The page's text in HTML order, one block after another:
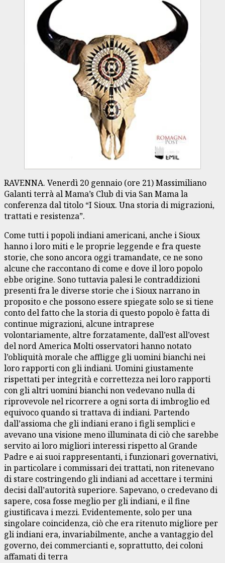
RAVENNA. Venerdì 20 gennaio (ore 21) Massimiliano
Galanti terrà al Mama’s Club di via San Mama la
conferenza dal titolo “I Sioux. Una storia di migrazioni,
trattati e resistenza”.
Come tutti i popoli indiani americani, anche i Sioux
hanno i loro miti e le proprie leggende e fra queste
storie, che sono ancora oggi tramandate, ce ne sono
alcune che raccontano di come e dove il loro popolo
ebbe origine. Sono tuttavia palesi le contraddizioni
presenti fra le diverse storie che i Sioux narrano in
proposito e che possono essere spiegate solo se si tiene
conto del fatto che la storia di questo popolo è fatta di
continue migrazioni, alcune intraprese
volontariamente, altre forzatamente, dall’est all’ovest
del nord America Molti osservatori hanno notato
l’obliquità morale che affligge gli uomini bianchi nei
loro rapporti con gli indiani. Uomini giustamente
rispettati per integrità e correttezza nei loro rapporti
con gli altri uomini bianchi non vedevano nulla di
riprovevole nel ricorrere a ogni sorta di imbroglio ed
equivoco quando si trattava di indiani. Partendo
dall’assioma che gli indiani erano i figli semplici e
avevano una visione meno illuminata di ciò che sarebbe
servito ai loro migliori interessi rispetto al Grande
Padre e ai suoi rappresentanti, i funzionari governativi,
in particolare i commissari dei trattati, non ritenevano
di stare costringendo gli indiani ad accettare i termini
decisi dall’autorità superiore. Sapevano, o credevano di
sapere, cosa fosse meglio per gli indiani, e il fine
giustificava i mezzi. Evidentemente, solo per una
singolare coincidenza, ciò che era ritenuto migliore per
gli indiani era, invariabilmente, anche a vantaggio del
governo, dei commercianti e, soprattutto, dei coloni
affamati di terra